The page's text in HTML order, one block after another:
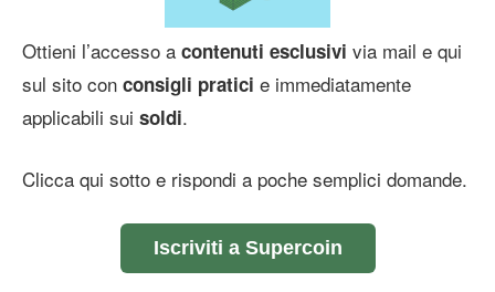
Ottieni l’accesso a contenuti esclusivi via mail e qui
sul sito con consigli pratici e immediatamente
applicabili sui soldi.
Clicca qui sotto e rispondi a poche semplici domande.
Iscriviti a Supercoin